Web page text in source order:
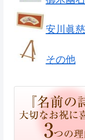
安川眞
その他